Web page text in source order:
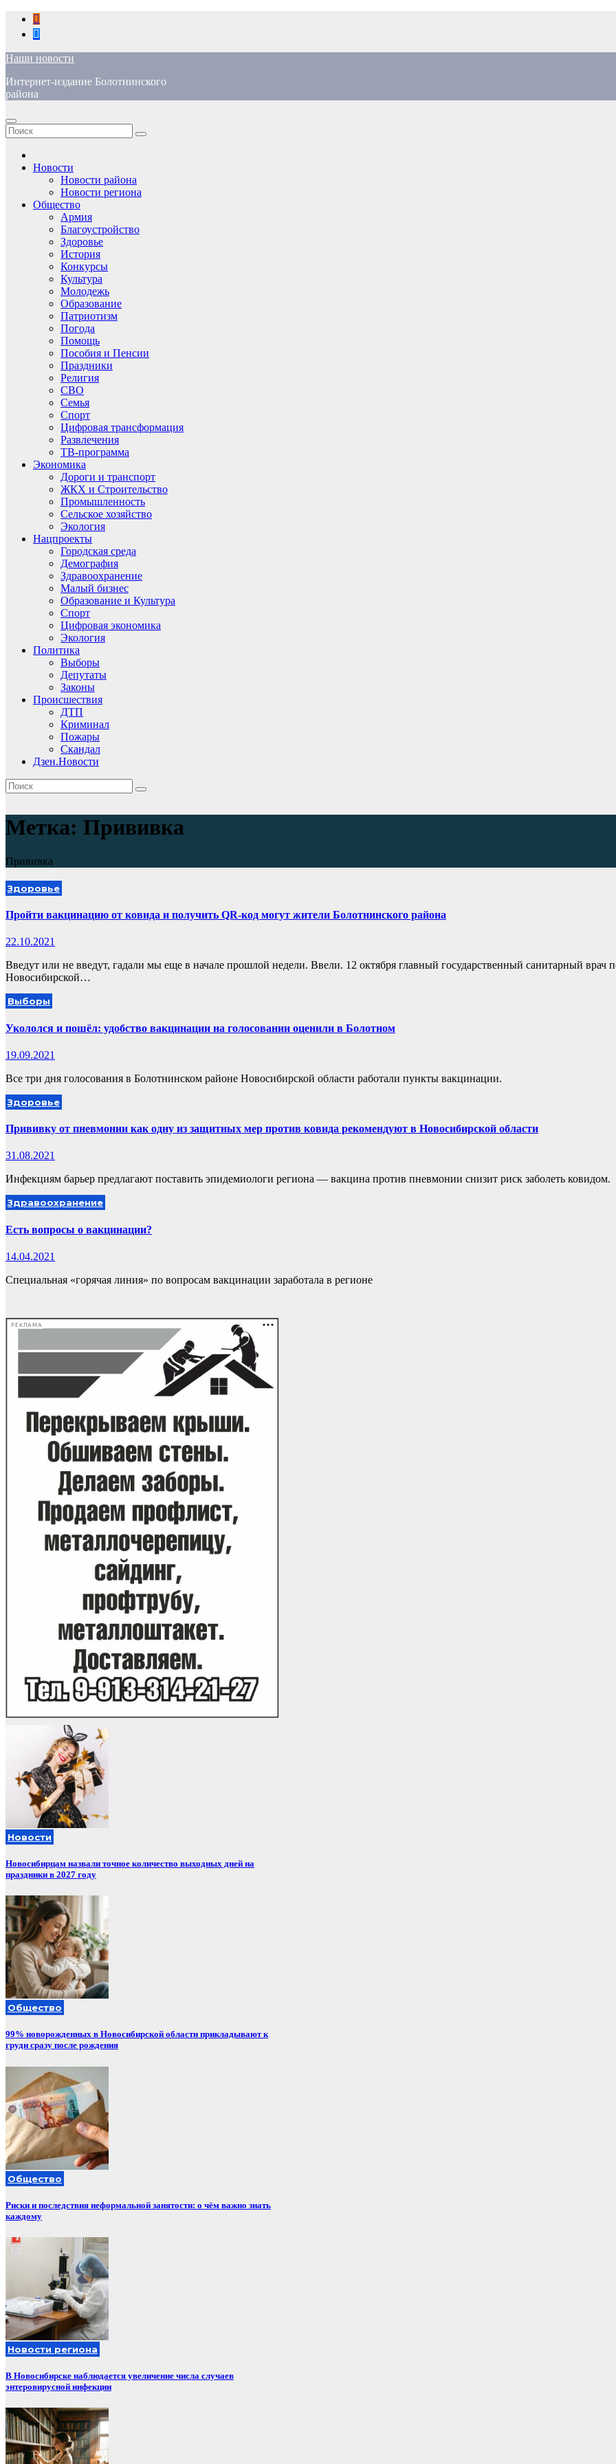
Перейти
содержимому
Наши новости
Интернет-издание Болотнинского
района
Новости
Новости района
Новости региона
Общество
Армия
Благоустройство
Здоровье
История
Конкурсы
Культура
Молодежь
Образование
Патриотизм
Погода
Помощь
Пособия и Пенсии
Праздники
Религия
СВО
Семья
Спорт
Цифровая трансформация
Развлечения
ТВ-программа
Экономика
Дороги и транспорт
ЖКХ и Строительство
Промышленность
Сельское хозяйство
Экология
Нацпроекты
Городская среда
Демография
Здравоохранение
Малый бизнес
Образование и Культура
Спорт
Цифровая экономика
Экология
Политика
Выборы
Депутаты
Законы
Происшествия
ДТП
Криминал
Пожары
Скандал
Дзен.Новости
Метка: Прививка
Прививка
Здоровье
Пройти вакцинацию от ковида и получить QR-код могут жители Болотнинского района
22.10.2021
Введут или не введут, гадали мы еще в начале прошлой недели. Ввели. 12 октября главный государственный санитарный врач
Новосибирской…
Выборы
Укололся и пошёл: удобство вакцинации на голосовании оценили в Болотном
19.09.2021
Все три дня голосования в Болотнинском районе Новосибирской области работали пункты вакцинации.
Здоровье
Прививку от пневмонии как одну из защитных мер против ковида рекомендуют в Новосибирской области
31.08.2021
Инфекциям барьер предлагают поставить эпидемиологи региона — вакцина против пневмонии снизит риск заболеть ковидом.
Здравоохранение
Есть вопросы о вакцинации?
14.04.2021
Специальная «горячая линия» по вопросам вакцинации заработала в регионе
РЕКЛАМА
Новости
Новосибирцам назвали точное количество выходных дней на
праздники в 2027 году
Общество
99% новорожденных в Новосибирской области прикладывают к
груди сразу после рождения
Общество
Риски и последствия неформальной занятости: о чём важно знать
каждому
Новости региона
В Новосибирске наблюдается увеличение числа случаев
энтеровирусной инфекции